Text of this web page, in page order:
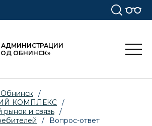
АДМИНИСТРАЦИИ
ОБНИНСК»
Обнинск /
КОМПЛЕКС /
рынок и связь /
/ Вопрос-ответ